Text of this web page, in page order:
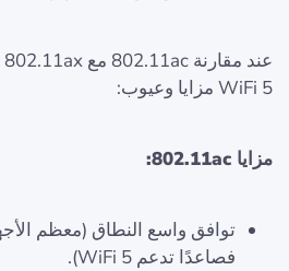
WiFi 5 مزايا وعيوب:
مزايا 802.11ac:
فصاعدًا تدعم WiFi 5).